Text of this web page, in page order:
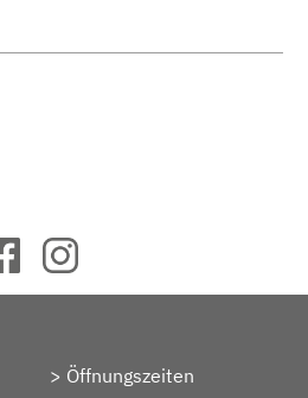
Öffnungszeiten